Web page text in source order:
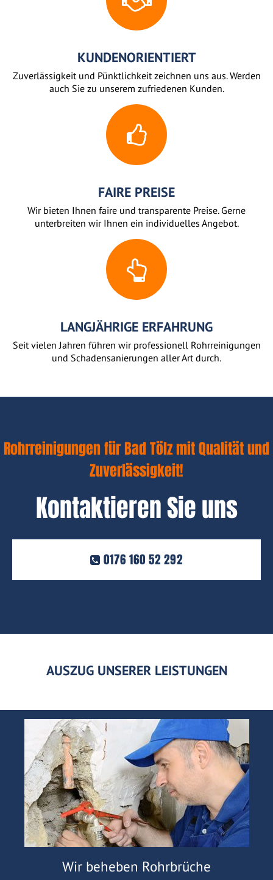
KUNDENORIENTIERT
Zuverlässigkeit und Pünktlichkeit zeichnen uns aus. Werden
auch Sie zu unserem zufriedenen Kunden.
FAIRE PREISE
Wir bieten Ihnen faire und transparente Preise. Gerne
unterbreiten wir Ihnen ein individuelles Angebot.
LANGJÄHRIGE ERFAHRUNG
Seit vielen Jahren führen wir professionell Rohrreinigungen
und Schadensanierungen aller Art durch.
Rohrreinigungen für Bad Tölz mit Qualität und
Zuverlässigkeit!
Kontaktieren Sie uns
0176 160 52 292
AUSZUG UNSERER LEISTUNGEN
Wir beheben Rohrbrüche